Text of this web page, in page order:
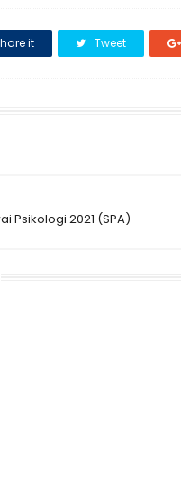
it Tweet
Psikologi 2021 (SPA)